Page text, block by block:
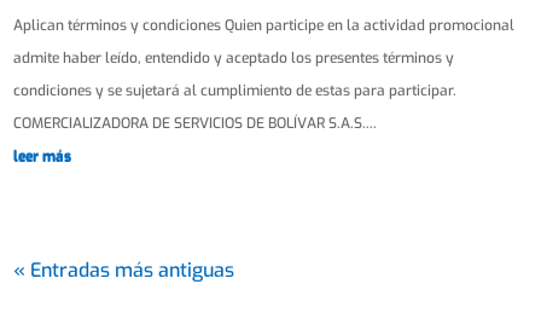
Aplican términos y condiciones Quien participe en la actividad promocional
admite haber leído, entendido y aceptado los presentes términos y
condiciones y se sujetará al cumplimiento de estas para participar.
COMERCIALIZADORA DE SERVICIOS DE BOLÍVAR S.A.S....
leer más
« Entradas más antiguas